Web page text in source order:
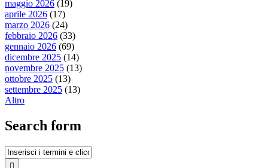
maggio 2026 (19)
aprile 2026 (17)
marzo 2026 (24)
febbraio 2026 (33)
gennaio 2026 (69)
dicembre 2025 (14)
novembre 2025 (13)
ottobre 2025 (13)
settembre 2025 (13)
Altro
Search form